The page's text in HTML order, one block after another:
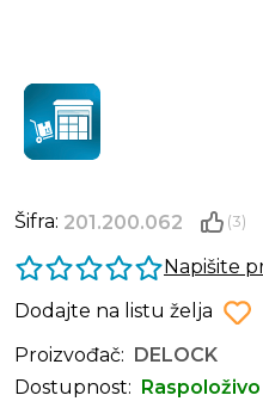
Šifra: 201.200.062 (3)
Napišite
Dodajte na listu želja
Proizvođač:
DELOCK
Dostupnost:
Raspoloživo